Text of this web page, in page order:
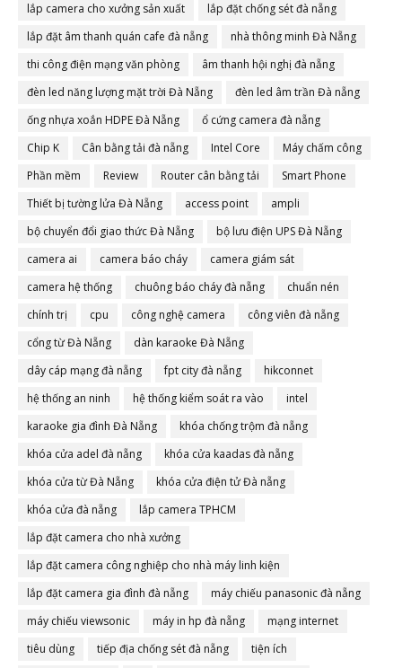
lắp camera cho xưởng sản xuất
lắp đặt chống sét đà nẵng
lắp đặt âm thanh quán cafe đà nẵng
nhà thông minh Đà Nẵng
thi công điện mạng văn phòng
âm thanh hội nghị đà nẵng
đèn led năng lượng mặt trời Đà Nẵng
đèn led âm trần Đà nẵng
ống nhựa xoắn HDPE Đà Nẵng
ổ cứng camera đà nẵng
Chip K
Cân bằng tải đà nẵng Intel Core
Máy chấm công
Phần mềm
Review Router cân bằng tải
Smart Phone
Thiết bị tường lửa Đà Nẵng
access point
ampli
bộ chuyển đổi giao thức Đà Nẵng
bộ lưu điện UPS Đà Nẵng
camera ai
camera báo cháy
camera giám sát
camera hệ thống
chuông báo cháy đà nẵng
chuẩn nén
chính trị
cpu công nghệ camera
công viên đà nẵng
cổng từ Đà Nẵng
dàn karaoke Đà Nẵng
dây cáp mạng đà nẵng
fpt city đà nẵng
hikconnet
hệ thống an ninh
hệ thống kiểm soát ra vào
intel
karaoke gia đình Đà Nẵng
khóa chống trộm đà nẵng
khóa cửa adel đà nẵng
khóa cửa kaadas đà nẵng
khóa cửa từ Đà Nẵng
khóa cửa điện tử Đà nẵng
khóa cửa đà nẵng
lắp camera TPHCM
lắp đặt camera cho nhà xưởng
lắp đặt camera công nghiệp cho nhà máy linh kiện
lắp đặt camera gia đình đà nẵng
máy chiếu panasonic đà nẵng
máy chiếu viewsonic
máy in hp đà nẵng
mạng internet
tiêu dùng
tiếp địa chống sét đà nẵng
tiện ích